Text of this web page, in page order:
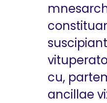
cu,
ancillae